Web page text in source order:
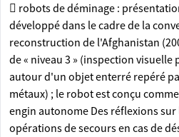
 robots de déminage :
développé dans le cadre de la
reconstruction de l'Afghanistan
de « niveau 3 » (inspection visuelle
autour d'un objet enterré repéré
métaux) ; le robot est conçu
engin autonome Des réflexions
opérations de secours en cas de